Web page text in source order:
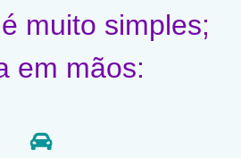
muito simples;
em mãos: